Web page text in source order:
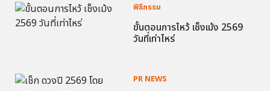
พิธีกรรม
ขั้นตอนการไหว้ เช็งเม้ง 2569
วันที่เท่าไหร่
PR NEWS